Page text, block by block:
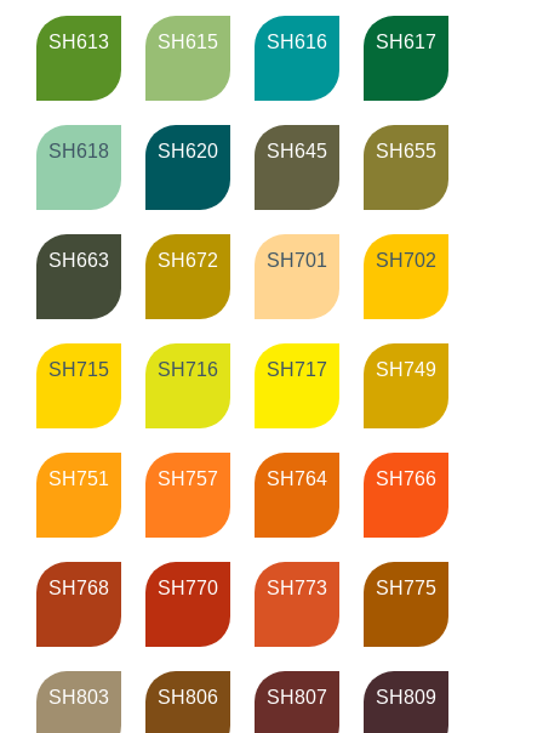
SH613 SH615 SH616 SH617
SH618 SH620 SH645 SH655
SH663 SH672 SH701 SH702
SH715 SH716 SH717 SH749
SH751 SH757 SH764 SH766
SH768 SH770 SH773 SH775
SH803 SH806 SH807 SH809